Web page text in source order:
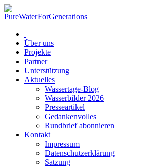
Über uns
Projekte
Partner
Unterstützung
Aktuelles
Wassertage-Blog
Wasserbilder 2026
Presseartikel
Gedankenvolles
Rundbrief abonnieren
Kontakt
Impressum
Datenschutzerklärung
Satzung